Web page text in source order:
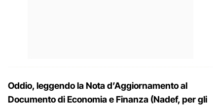
Oddio, leggendo la Nota d’Aggiornamento al
Documento di Economia e Finanza (Nadef, per gli